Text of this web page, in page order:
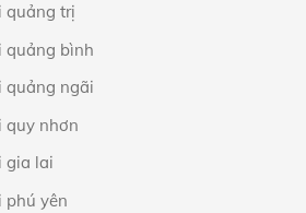
quảng trị
quảng bình
quảng ngãi
quy nhơn
gia lai
phú yên